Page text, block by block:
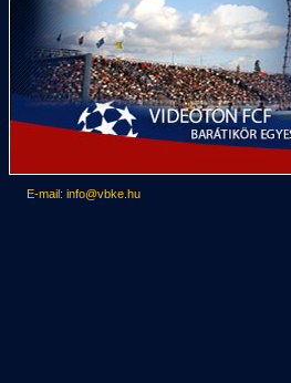
E-mail: info@vbke.hu